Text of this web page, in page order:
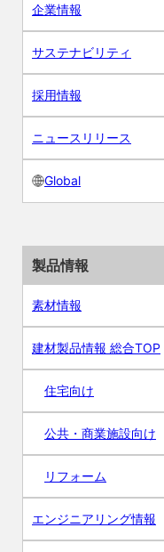
企業情報
サステナビリティ
採用情報
ニュースリリース
Global
製品情報
素材情報
建材製品情報 総合TOP
住宅向け
公共・商業施設向け
リフォーム
エンジニアリング情報